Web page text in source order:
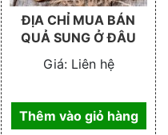
ĐỊA CHỈ MUA BÁN
QUẢ SUNG Ở ĐÂU
Giá:Liên hệ
Thêm vào giỏ hàng